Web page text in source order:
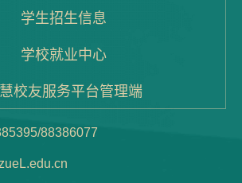
学生招生信息
学校就业中心
校友服务平台管理端
88386077